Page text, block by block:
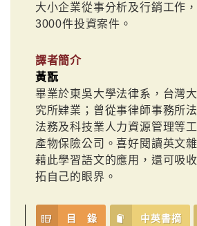
大小企業從事分析及行銷工作
3000件投資案件。
譯者簡介
黃翫
畢業於東吳大學法律系，台灣
究所肄業；曾從事律師事務所
法務及科技業人力資源管理等
產物保險公司。喜好閱讀英文
藉此學習語文的應用，還可吸
拓自己的眼界。
目 錄 中英書摘